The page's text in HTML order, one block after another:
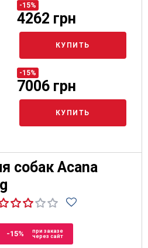
-15%
4262 грн
КУПИТЬ
-15%
7006 грн
КУПИТЬ
собак Acana
-15%
при заказе
через сайт